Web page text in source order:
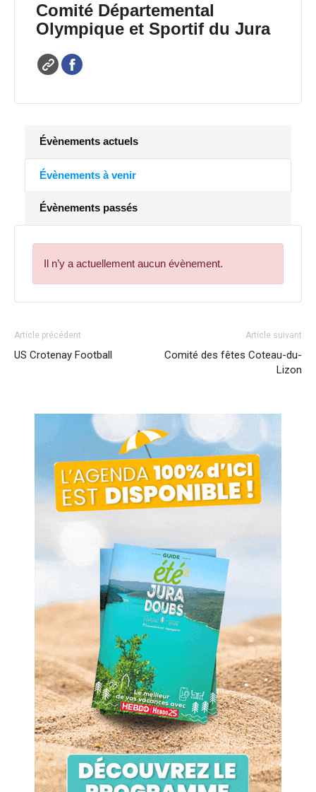
Comité Départemental
Olympique et Sportif du Jura
Évènements actuels
Évènements à venir
Évènements passés
Il n’y a actuellement aucun évènement.
Article précédent
US Crotenay Football
Article suivant
Comité des fêtes Coteau-du-
Lizon